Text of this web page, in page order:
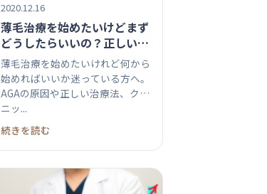
2020.12.16
薄毛治療を始めたいけどまず
どうしたらいいの？正しい
AGAの治療法を知ろう
薄毛治療を始めたいけれど何から
始めればいいか迷っている方へ。
AGAの原因や正しい治療法、クリ
ニッ...
続きを読む